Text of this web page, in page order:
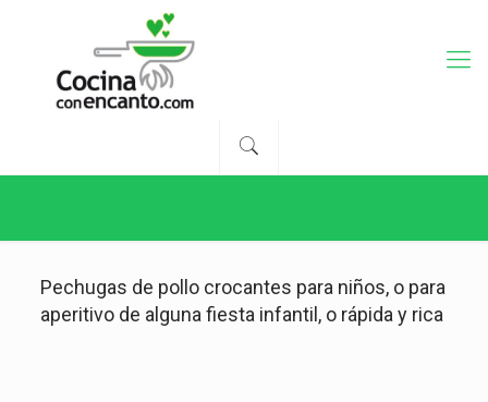
Pechugas de pollo crocantes para niños, o para
aperitivo de alguna fiesta infantil, o rápida y rica